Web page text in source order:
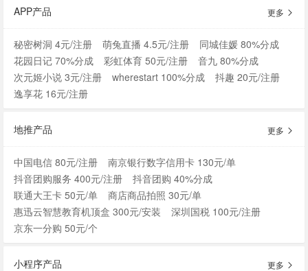
APP产品 更多
秘密树洞 4元/注册 萌兔直播 4.5元/注册
同城佳媛 80%分成
花园日记 70%分成
彩虹体育 50元/注册
音九 80%分成
次元姬小说 3元/注册
wherestart 100%分成
抖趣 20元/注册
逸享花 16元/注册
地推产品 更多
中国电信 80元/注册
南京银行数字信用卡 130元/单
抖音团购服务 400元/注册
抖音团购 40%分成
联通大王卡 50元/单
商店商品拍照 30元/单
惠迅云智慧教育机顶盒 300元/安装
深圳国税 100元/注册
京东一分购 50元/个
小程序产品 更多